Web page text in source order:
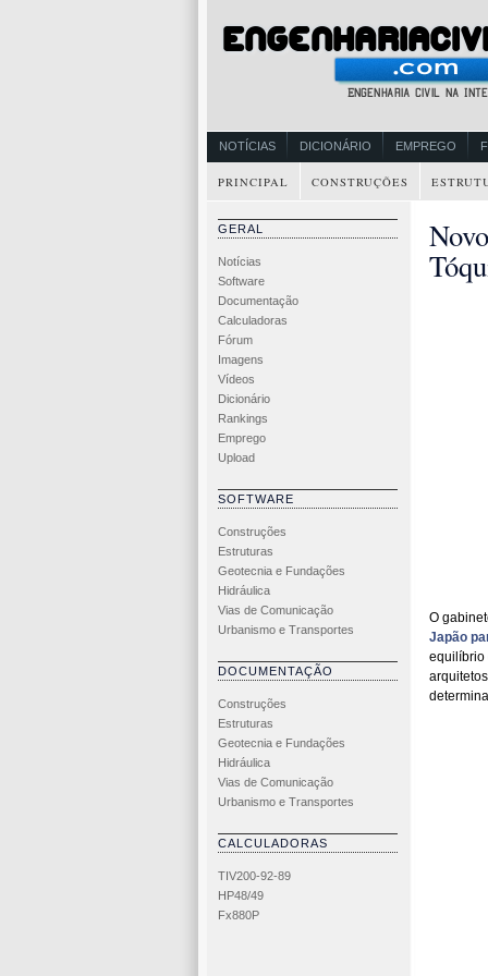
NOTÍCIAS DICIONÁRIO EMPREGO
PRINCIPAL CONSTRUÇÕES
GERAL
Notícias
Software
Documentação
Calculadoras
Fórum
Imagens
Vídeos
Dicionário
Rankings
Emprego
Upload
SOFTWARE
Construções
Estruturas
Geotecnia e Fundações
Hidráulica
Vias de Comunicação
Urbanismo e Transportes
DOCUMENTAÇÃO
Construções
Estruturas
Geotecnia e Fundações
Hidráulica
Vias de Comunicação
Urbanismo e Transportes
CALCULADORAS
TIV200-92-89
HP48/49
Fx880P
O
Japão
equilíbrio